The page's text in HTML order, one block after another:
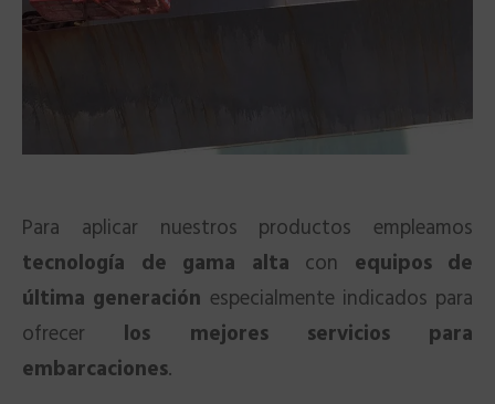
Para aplicar nuestros productos empleamos
tecnología de gama alta con equipos de
última generación especialmente indicados para
ofrecer los mejores servicios para
embarcaciones.